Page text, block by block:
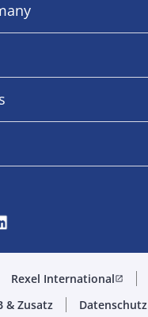
Rexel Internationalopen_in_new
& Zusatz
Datenschutz